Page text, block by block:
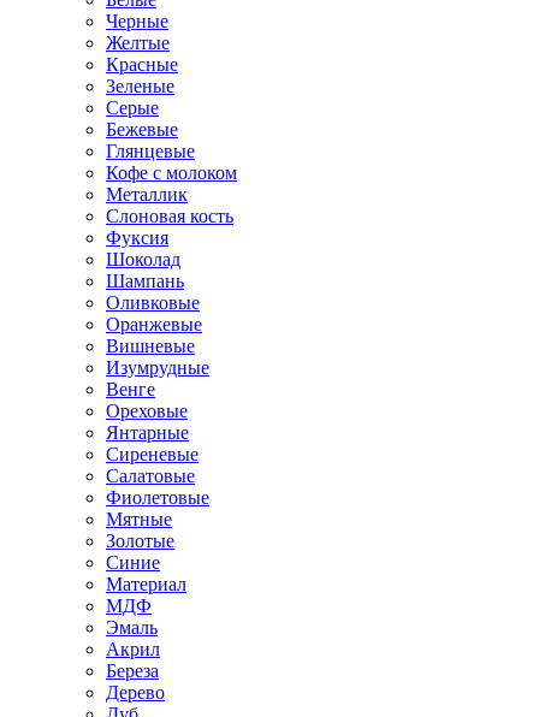
Черные
Желтые
Красные
Зеленые
Серые
Бежевые
Глянцевые
Кофе с молоком
Металлик
Слоновая кость
Фуксия
Шоколад
Шампань
Оливковые
Оранжевые
Вишневые
Изумрудные
Венге
Ореховые
Янтарные
Сиреневые
Салатовые
Фиолетовые
Мятные
Золотые
Синие
Материал
МДФ
Эмаль
Акрил
Береза
Дерево